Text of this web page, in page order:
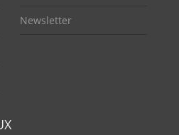
Newsletter